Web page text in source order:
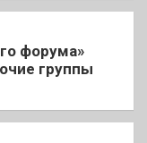
форума»
группы